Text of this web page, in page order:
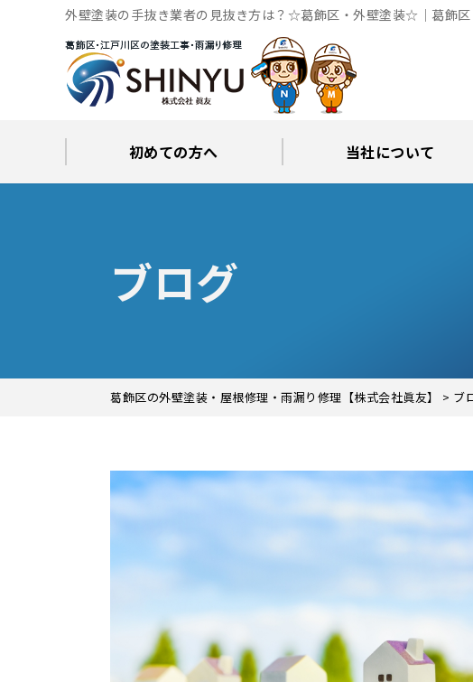
外壁塗装の手抜き業者の見抜き方は？☆葛飾区・外壁塗装☆｜葛飾
初めての方へ 当社について
ブログ
葛飾区の外壁塗装・屋根修理・雨漏り修理【株式会社眞友】 > ブ